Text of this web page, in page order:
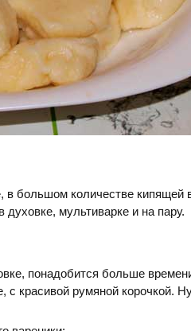
в большом количестве кипящей
духовке, мультиварке и на пару.
понадобится больше
с красивой румяной корочкой.